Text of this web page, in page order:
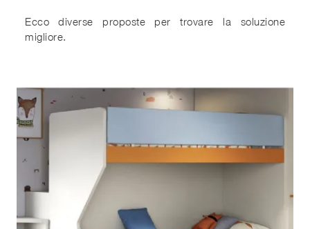
Ecco diverse proposte per trovare la soluzione
migliore.